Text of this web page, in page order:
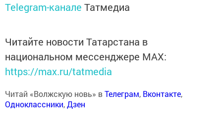
Telegram-канале Татмедиа
Читайте новости Татарстана в
национальном мессенджере MАХ:
https://max.ru/tatmedia
Читай «Волжскую новь» вТелеграм, Вконтакте,
Одноклассники,Дзен